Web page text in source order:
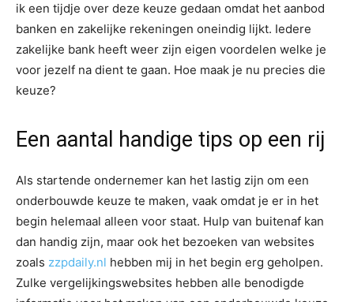
ik een tijdje over deze keuze gedaan omdat het aanbod
banken en zakelijke rekeningen oneindig lijkt. Iedere
zakelijke bank heeft weer zijn eigen voordelen welke je
voor jezelf na dient te gaan. Hoe maak je nu precies die
keuze?
Een aantal handige tips op een rij
Als startende ondernemer kan het lastig zijn om een
onderbouwde keuze te maken, vaak omdat je er in het
begin helemaal alleen voor staat. Hulp van buitenaf kan
dan handig zijn, maar ook het bezoeken van websites
zoals zzpdaily.nl hebben mij in het begin erg geholpen.
Zulke vergelijkingswebsites hebben alle benodigde